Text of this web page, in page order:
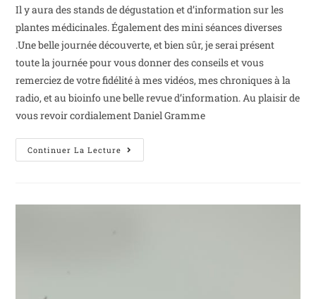
Il y aura des stands de dégustation et d’information sur les
plantes médicinales. Également des mini séances diverses
.Une belle journée découverte, et bien sûr, je serai présent
toute la journée pour vous donner des conseils et vous
remerciez de votre fidélité à mes vidéos, mes chroniques à la
radio, et au bioinfo une belle revue d’information. Au plaisir de
vous revoir cordialement Daniel Gramme
Continuer La Lecture